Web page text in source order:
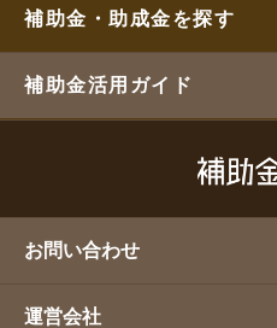
補助金・助成金を探す
補助金活用ガイド
お問い合わせ
運営会社